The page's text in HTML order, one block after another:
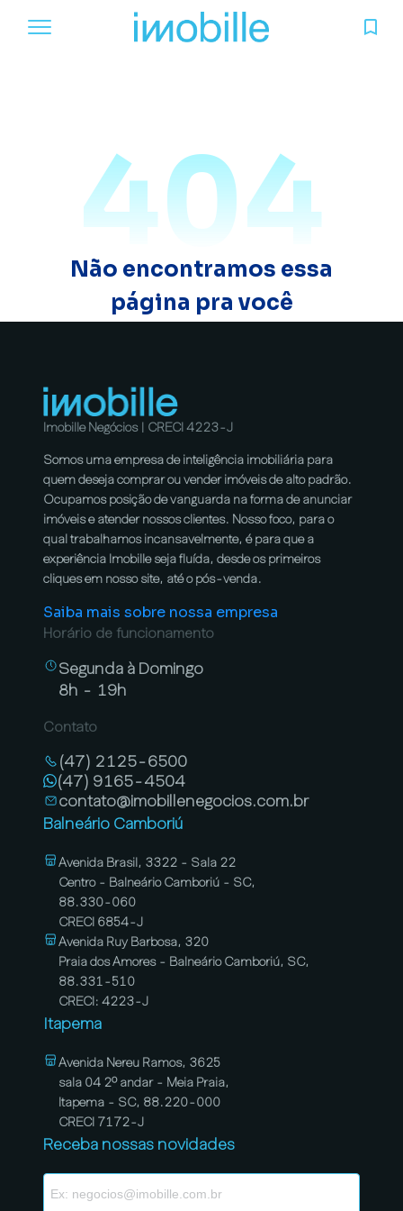
404
Não encontramos essa
página pra você
Imobille Negócios | CRECI 4223-J
Somos uma empresa de inteligência imobiliária para
quem deseja comprar ou vender imóveis de alto padrão.
Ocupamos posição de vanguarda na forma de anunciar
imóveis e atender nossos clientes. Nosso foco, para o
qual trabalhamos incansavelmente, é para que a
experiência Imobille seja fluída, desde os primeiros
cliques em nosso site, até o pós-venda.
Saiba mais sobre nossa empresa
Horário de funcionamento
Segunda à Domingo
8h - 19h
Contato
(47) 2125-6500
(47) 9165-4504
contato@imobillenegocios.com.br
Balneário Camboriú
Avenida Brasil, 3322 - Sala 22
Centro - Balneário Camboriú - SC,
88.330-060
CRECI 6854-J
Avenida Ruy Barbosa, 320
Praia dos Amores - Balneário Camboriú, SC,
88.331-510
CRECI: 4223-J
Itapema
Avenida Nereu Ramos, 3625
sala 04 2º andar - Meia Praia,
Itapema - SC, 88.220-000
CRECI 7172-J
Receba nossas novidades